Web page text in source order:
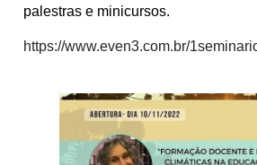
palestras e minicursos.
https://www.even3.com.br/